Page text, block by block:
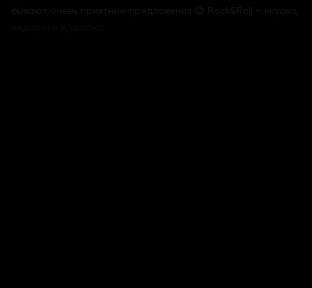
бывают очень приятные предложения 😉 Rock&Roll – вкусно,